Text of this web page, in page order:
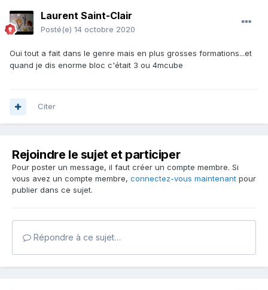
Laurent Saint-Clair
Posté(e) 14 octobre 2020
Oui tout a fait dans le genre mais en plus grosses formations...et
quand je dis enorme bloc c'était 3 ou 4mcube
Citer
Rejoindre le sujet et participer
Pour poster un message, il faut créer un compte membre. Si
vous avez un compte membre, connectez-vous maintenant pour
publier dans ce sujet.
Répondre à ce sujet…